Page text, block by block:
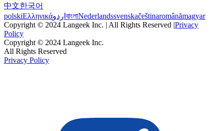
中文한국어
polskiΕλληνικάاردو বাংলাNederlandssvenskačeštinaromânămagyar
Copyright © 2024 Langeek Inc. | All Rights Reserved |Privacy
Policy
Copyright © 2024 Langeek Inc.
All Rights Reserved
Privacy Policy